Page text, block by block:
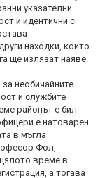
указателни
и идентични с
находки, които
ще излязат наяве.
необичайните
и службите
районът е бил
е натоварен
в мъгла
Фол,
време в
а тогава